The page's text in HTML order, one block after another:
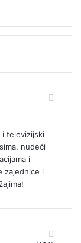
i televizijski
nudeći
i
zajednice i